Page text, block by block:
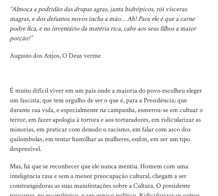
“Almoça a podridão das drupas agras, janta hidrópicos, rói vísceras
magras, e dos defuntos novos incha a mão… Ah! Para ele é que a carne
podre fica, e no inventário da matéria rica, cabe aos seus filhos a maior
porção!”
Augusto dos Anjos, O Deus verme
É muito difícil viver em um país onde a maioria do povo escolheu eleger
um fascista, que tem orgulho de ser o que é, para a Presidência; que
durante sua vida, e especialmente na campanha, esmerou-se em cultuar o
terror, em fazer apologia à tortura e aos torturadores, em ridicularizar as
minorias, em praticar com denodo o racismo, em falar com asco dos
quilombolas, em tentar humilhar as mulheres, enfim, em ser um tipo
desprezível.
Mas, há que se reconhecer que ele nunca mentiu. Homem com uma
inteligência rasa e sem a menor preocupação cultural, chegam a ser
constrangedoras as suas manifestações sobre a Cultura. O presidente